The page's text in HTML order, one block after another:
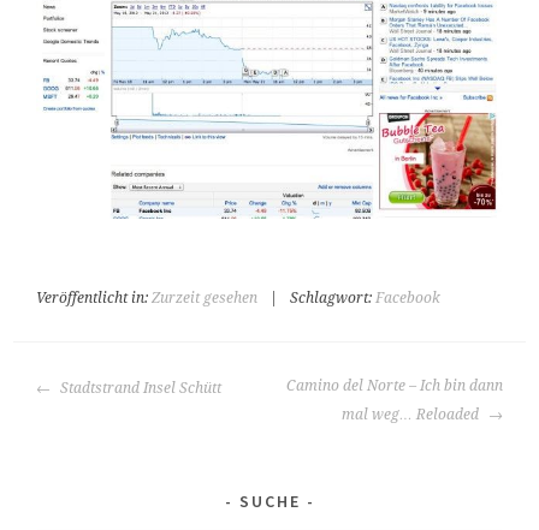
Veröffentlicht in:Zurzeit gesehen Schlagwort: Facebook
BEITRAGS-
Stadtstrand Insel Schütt
Camino del Norte – Ich bin dann
mal weg… Reloaded
SUCHE